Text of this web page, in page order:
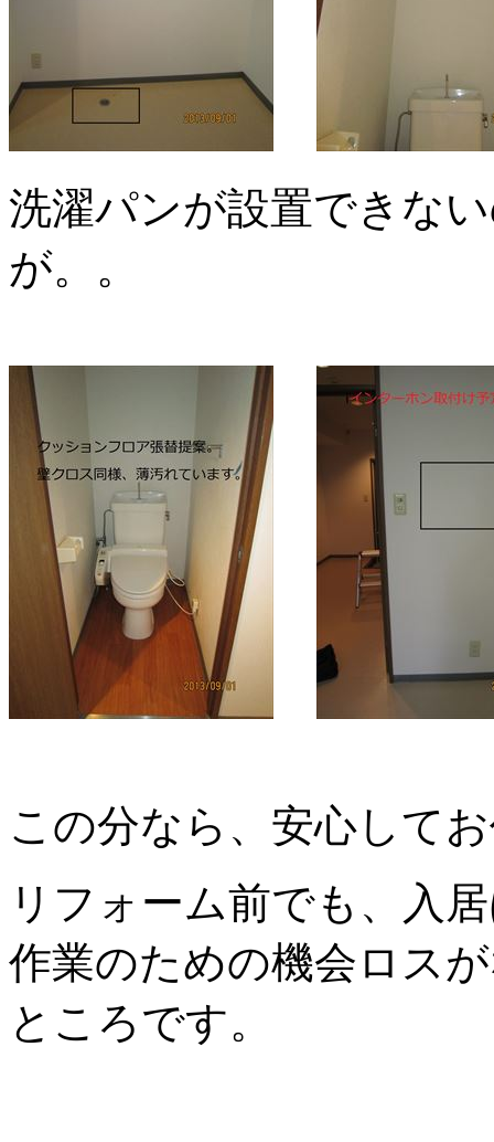
洗濯パンが設置できな
が。。
この分なら、安心して
リフォーム前でも、入
作業のための機会ロス
ところです。